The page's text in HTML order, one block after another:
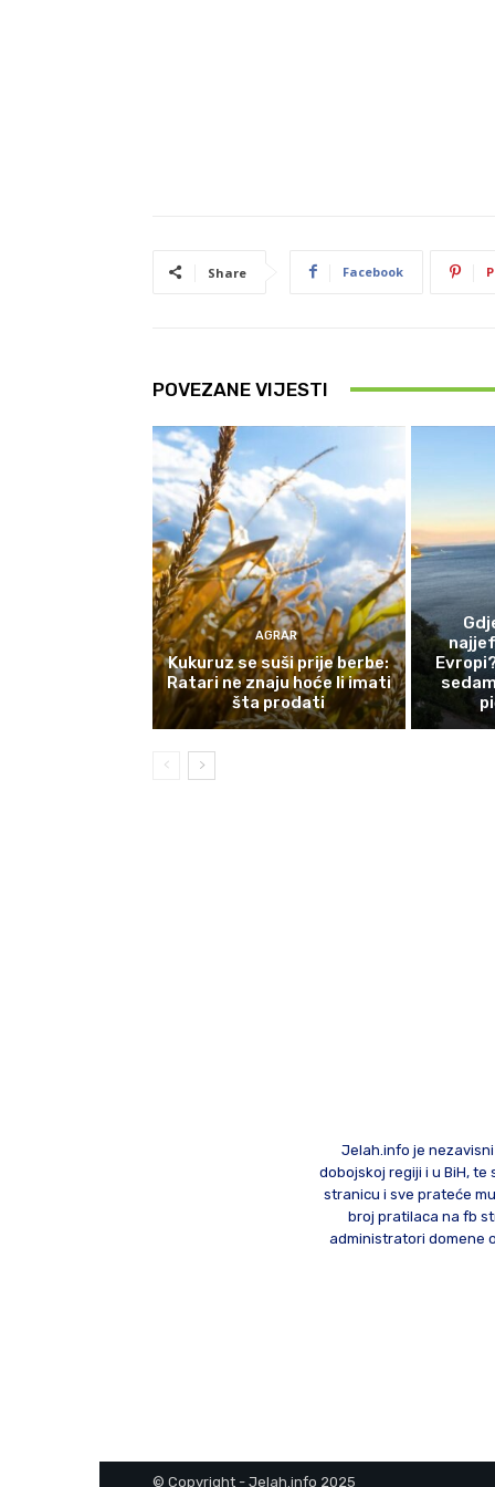
Share Facebook
POVEZANE VIJESTI
AGRAR
Kukuruz se suši prije berbe:
Ratari ne znaju hoće li imati
šta prodati
Jelah.info je
dobojskoj regiji i u BiH,
stranicu i sve prateće
broj pratilaca na fb
administratori domene
© Copyright - Jelah.info 2025